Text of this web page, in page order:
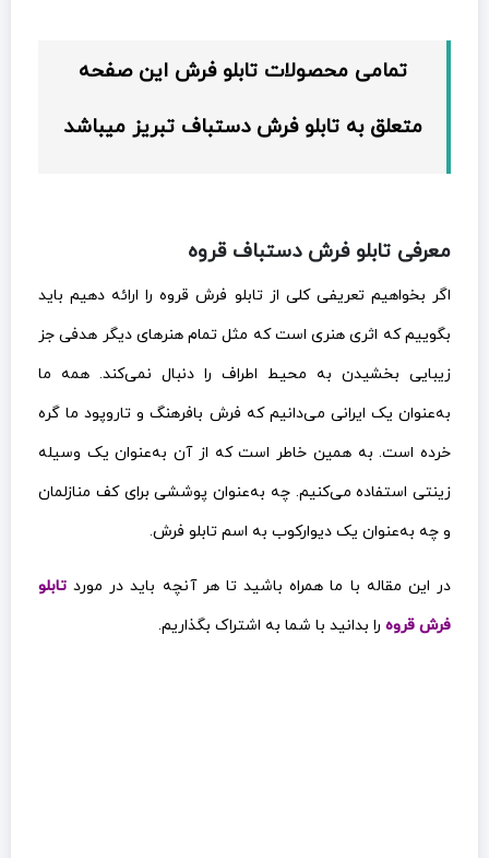
تمامی محصولات تابلو فرش این صفحه
متعلق به تابلو فرش دستباف تبریز میباشد
معرفی تابلو فرش دستباف قروه
اگر بخواهیم تعریفی کلی از تابلو فرش قروه را ارائه دهیم باید
بگوییم که اثری هنری است که مثل تمام هنرهای دیگر هدفی جز
زیبایی بخشیدن به محیط اطراف را دنبال نمی‌کند. همه ما
به‌عنوان یک ایرانی می‌دانیم که فرش بافرهنگ و تاروپود ما گره
خرده است. به همین خاطر است که از آن به‌عنوان یک وسیله
زینتی استفاده می‌کنیم. چه به‌عنوان پوششی برای کف منازلمان
و چه به‌عنوان یک دیوارکوب به اسم تابلو فرش.
در این مقاله با ما همراه باشید تا هر آنچه باید در مورد تابلو
فرش قروه را بدانید با شما به اشتراک بگذاریم.